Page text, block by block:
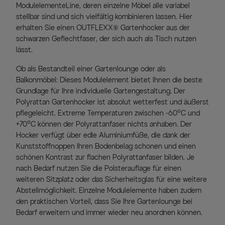
ModulelementeLine, deren einzelne Möbel alle variabel
stellbar sind und sich vielfältig kombinieren lassen. Hier
erhalten Sie einen OUTFLEXX® Gartenhocker aus der
schwarzen Geflechtfaser, der sich auch als Tisch nutzen
lässt.
Ob als Bestandteil einer Gartenlounge oder als
Balkonmöbel: Dieses Modulelement bietet Ihnen die beste
Grundlage für Ihre individuelle Gartengestaltung. Der
Polyrattan Gartenhocker ist absolut wetterfest und äußerst
pflegeleicht. Extreme Temperaturen zwischen -60°C und
+70°C können der Polyrattanfaser nichts anhaben. Der
Hocker verfügt über edle Aluminiumfüße, die dank der
Kunststoffnoppen Ihren Bodenbelag schonen und einen
schönen Kontrast zur flachen Polyrattanfaser bilden. Je
nach Bedarf nutzen Sie die Polsterauflage für einen
weiteren Sitzplatz oder das Sicherheitsglas für eine weitere
Abstellmöglichkeit. Einzelne Modulelemente haben zudem
den praktischen Vorteil, dass Sie Ihre Gartenlounge bei
Bedarf erweitern und immer wieder neu anordnen können.